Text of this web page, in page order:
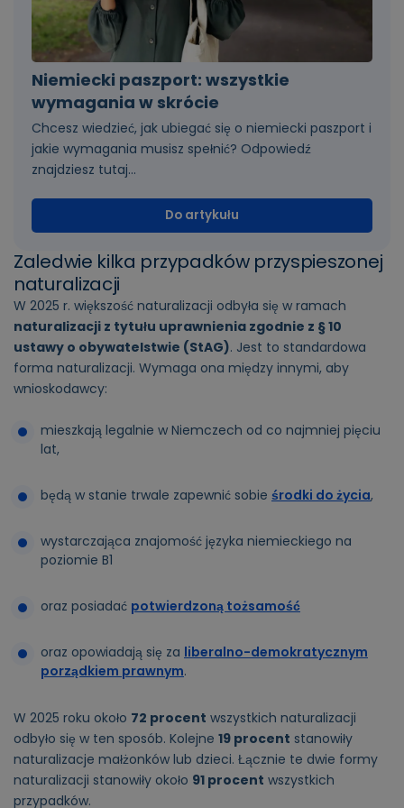
Niemiecki paszport: wszystkie
wymagania w skrócie
Chcesz wiedzieć, jak ubiegać się o niemiecki paszport i
jakie wymagania musisz spełnić? Odpowiedź
znajdziesz tutaj...
Do artykułu
Zaledwie kilka przypadków przyspieszonej
naturalizacji
W 2025 r. większość naturalizacji odbyła się w ramach
naturalizacji z tytułu uprawnienia zgodnie z § 10
ustawy o obywatelstwie (StAG). Jest to standardowa
forma naturalizacji. Wymaga ona między innymi, aby
wnioskodawcy:
mieszkają legalnie w Niemczech od co najmniej pięciu
lat,
będą w stanie trwale zapewnić sobie środki do życia,
wystarczająca znajomość języka niemieckiego na
poziomie B1
oraz posiadać potwierdzoną tożsamość
oraz opowiadają się za liberalno-demokratycznym
porządkiem prawnym.
W 2025 roku około 72 procent wszystkich naturalizacji
odbyło się w ten sposób. Kolejne 19 procent stanowiły
naturalizacje małżonków lub dzieci. Łącznie te dwie formy
naturalizacji stanowiły około 91 procent wszystkich
przypadków.